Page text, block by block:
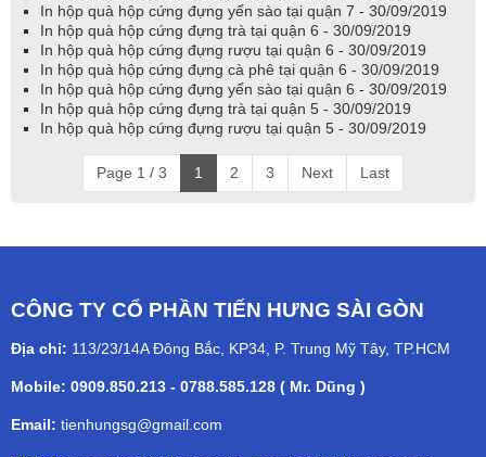
In hộp quà hộp cứng đựng yến sào tại quận 7 - 30/09/2019
In hộp quà hộp cứng đựng trà tại quận 6 - 30/09/2019
In hộp quà hộp cứng đựng rượu tại quận 6 - 30/09/2019
In hộp quà hộp cứng đựng cà phê tại quận 6 - 30/09/2019
In hộp quà hộp cứng đựng yến sào tại quận 6 - 30/09/2019
In hộp quà hộp cứng đựng trà tại quận 5 - 30/09/2019
In hộp quà hộp cứng đựng rượu tại quận 5 - 30/09/2019
Page 1 / 3 1 2 3 Next Last
CÔNG TY CỔ PHẦN TIẾN HƯNG SÀI GÒN
Địa chỉ: 113/23/14A Đông Bắc, KP34, P. Trung Mỹ Tây, TP.HCM
Mobile: 0909.850.213 - 0788.585.128 ( Mr. Dũng )
Email: tienhungsg@gmail.com